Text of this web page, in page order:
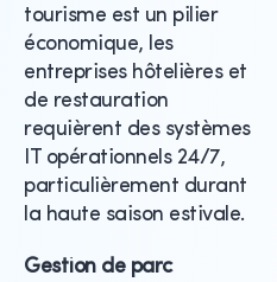
tourisme est un pilier
économique, les
entreprises hôtelières et
de restauration
requièrent des systèmes
IT opérationnels 24/7,
particulièrement durant
la haute saison estivale.
Gestion de parc